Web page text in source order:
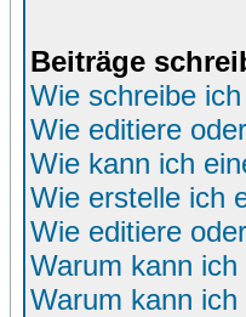
Beiträge
Wie schreibe
Wie editiere
Wie kann ich
Wie erstelle ich
Wie editiere
Warum kann
Warum kann